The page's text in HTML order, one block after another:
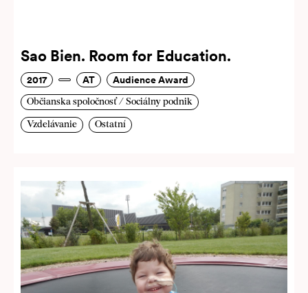
Sao Bien. Room for Education.
2017 AT Audience Award
Občianska spoločnosť / Sociálny podnik
Vzdelávanie Ostatní